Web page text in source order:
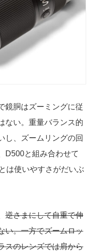
鏡胴はズーミングに従
ない。重量バランス的
し、ズームリングの回
D500と組み合わせて
は使いやすさがだいぶ
逆さまにして自重で伸
い。一方でズームロッ
スのレンズでは肩から